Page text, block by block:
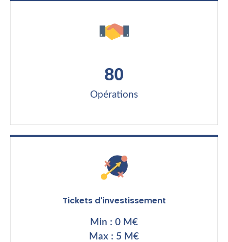
Opérations
80
Tickets d'investissement
Min : 0 M€
Max : 5 M€